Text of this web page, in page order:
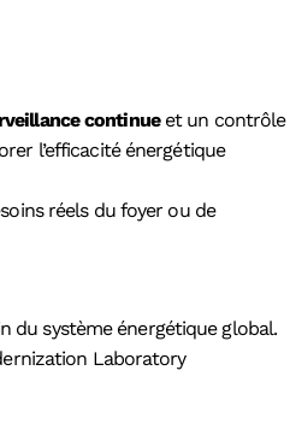
continueet un contrôle
l’efficacité énergétique
réels du foyer ou de
du système énergétique global.
Laboratory